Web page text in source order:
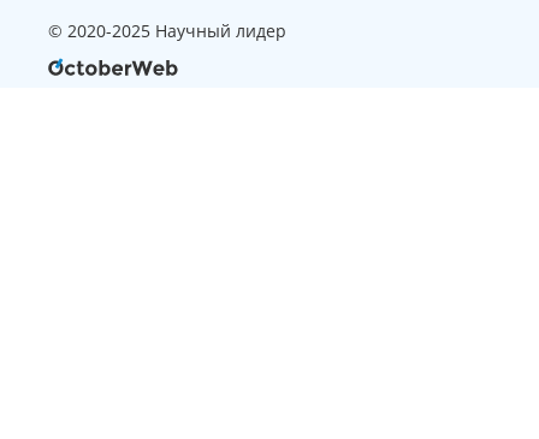
© 2020-2025 Научный лидер